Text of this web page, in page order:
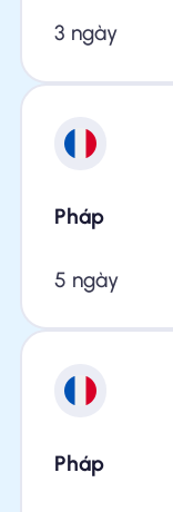
3 ngày
Pháp
5 ngày
Pháp